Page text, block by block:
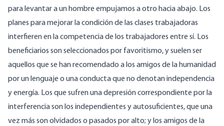
para levantar a un hombre empujamos a otro hacia abajo. Los
planes para mejorar la condición de las clases trabajadoras
interfieren en la competencia de los trabajadores entre sí. Los
beneficiarios son seleccionados por favoritismo, y suelen ser
aquellos que se han recomendado a los amigos de la humanidad
por un lenguaje o una conducta que no denotan independencia
y energía. Los que sufren una depresión correspondiente por la
interferencia son los independientes y autosuficientes, que una
vez más son olvidados o pasados por alto; y los amigos de la